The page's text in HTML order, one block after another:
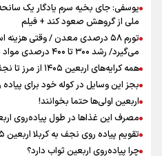
مومنِ مقتدرِ مظلوم
اینفو برنا / جدول کامل فاصله
یوسفی: جای بخیه سرم یادگار یک
ملی از گروهش صعود کند + فیلم
تورم ۵۸ درصدی معدن / وقتی
می‌گیرد/ رشد ۳۰۰ تا ۴۰۰ درصدی مواد ناریه
همه کرایه‌های اربعین ۱۴۰۵ از مرز تا نجف و کربلا
بجز این وسایل در کوله خود برای پیاده روی اربعین
اربعین اولی‌ها حتما بخوانند!
مصرف این غذاها در طول پیاده‌روی
تقویم پیاده روی نجف به کربلا اربعین ۱۴۰۵ + تاریخ‌های مهم
چرا پیاده‌روی اربعین ثواب دارد؟